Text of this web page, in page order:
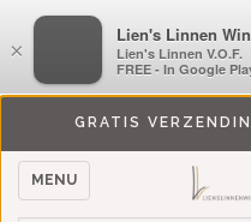
GRATIS
MENU
×
Lien's Linnen V.O.F.
FREE - In Google
×
Lien's Linnen
Lien's Linnen V.O.F.
FREE - In Google